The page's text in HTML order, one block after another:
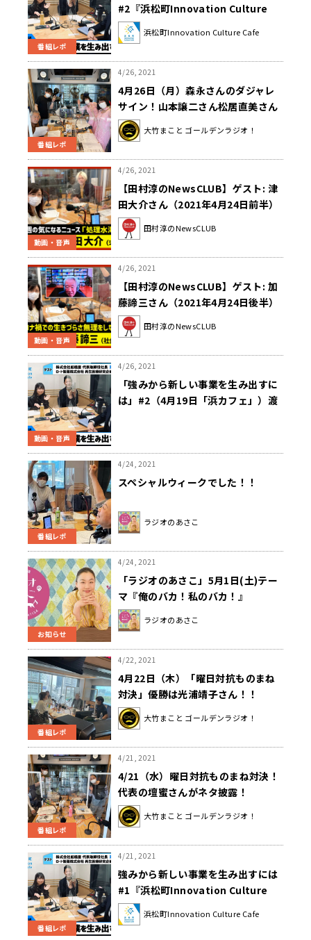
番組レポ
#2『浜松町Innovation Culture
Cafe』
浜松町Innovation Culture Cafe
番組レポ
4/26, 2021
4月26日（月）森永さんのダジャレ
サイン！山本譲二さん松居直美さん
にもらったサインは・・・
大竹まこと ゴールデンラジオ！
動画・音声
4/26, 2021
【田村淳のNewsCLUB】ゲスト: 津
田大介さん（2021年4月24日前半）
田村淳のNewsCLUB
動画・音声
4/26, 2021
【田村淳のNewsCLUB】ゲスト: 加
藤諦三さん（2021年4月24日後半）
田村淳のNewsCLUB
動画・音声
4/26, 2021
「強みから新しい事業を生み出すに
は」#2（4月19日「浜カフェ」）渡
番組レポ
4/24, 2021
スペシャルウィークでした！！
ラジオのあさこ
お知らせ
4/24, 2021
「ラジオのあさこ」5月1日(土)テー
マ『俺のバカ！私のバカ！』
ラジオのあさこ
番組レポ
4/22, 2021
4月22日（木）「曜日対抗ものまね
対決」優勝は光浦靖子さん！！
大竹まこと ゴールデンラジオ！
番組レポ
4/21, 2021
4/21（水）曜日対抗ものまね対決！
代表の壇蜜さんがネタ披露！
大竹まこと ゴールデンラジオ！
番組レポ
4/21, 2021
強みから新しい事業を生み出すには
#1『浜松町Innovation Culture
Cafe』
浜松町Innovation Culture Cafe